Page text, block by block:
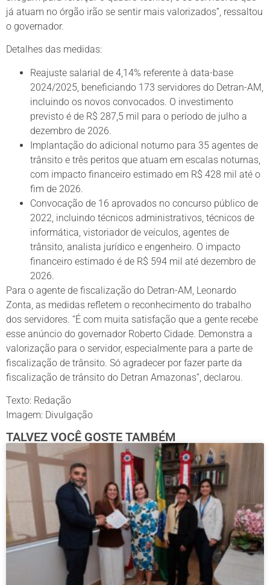
já atuam no órgão irão se sentir mais valorizados”, ressaltou
o governador.
Detalhes das medidas:
Reajuste salarial de 4,14% referente à data-base
2024/2025, beneficiando 173 servidores do Detran-AM,
incluindo os novos convocados. O investimento
previsto é de R$ 287,5 mil para o período de julho a
dezembro de 2026.
Implantação do adicional noturno para 35 agentes de
trânsito e três peritos que atuam em escalas noturnas,
com impacto financeiro estimado em R$ 428 mil até o
fim de 2026.
Convocação de 16 aprovados no concurso público de
2022, incluindo técnicos administrativos, técnicos de
informática, vistoriador de veículos, agentes de
trânsito, analista jurídico e engenheiro. O impacto
financeiro estimado é de R$ 594 mil até dezembro de
2026.
Para o agente de fiscalização do Detran-AM, Leonardo
Zonta, as medidas refletem o reconhecimento do trabalho
dos servidores. “É com muita satisfação que a gente recebe
esse anúncio do governador Roberto Cidade. Demonstra a
valorização para o servidor, especialmente para a parte de
fiscalização de trânsito. Só agradecer por fazer parte da
fiscalização de trânsito do Detran Amazonas”, declarou.
Texto: Redação
Imagem: Divulgação
TALVEZ VOCÊ GOSTE TAMBÉM